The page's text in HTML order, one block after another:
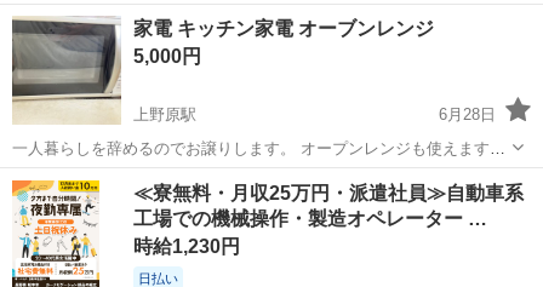
山梨 上野原市 上野原駅 キッチン家電
家電 キッチン家電 オーブンレンジ
5,000円
上野原駅
6月28日
一人暮らしを辞めるのでお譲りします。 オープンレンジも使えます。
500w
山梨 上野原市 上野原駅 キッチン家電 500w
≪寮無料・月収25万円・派遣社員≫自動車系
工場での機械操作・製造オペレーター …
時給1,230円
日払い